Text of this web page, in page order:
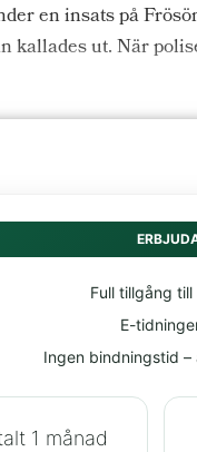
en insats på
ut. När
Full tillgång
E-
Ingen bindningstid
1 månad